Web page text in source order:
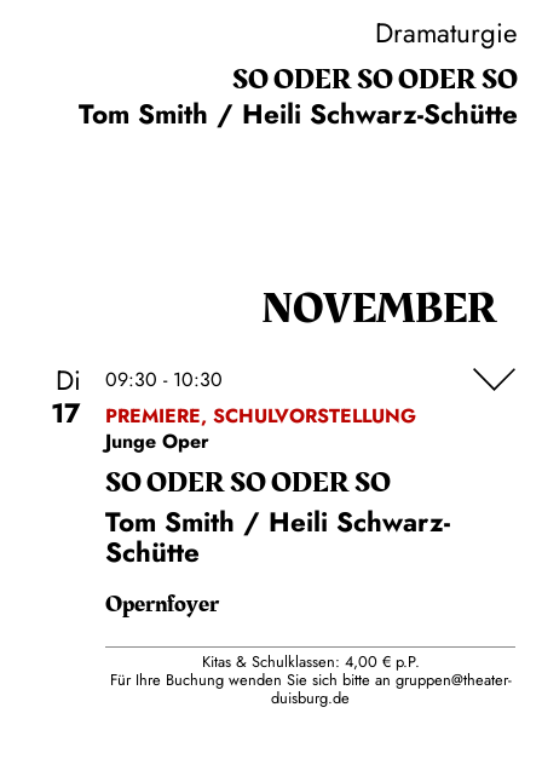
Dramaturgie
SO ODER SO ODER SO
Tom Smith / Heili Schwarz-Schütte
NOVEMBER
Di
17
09:30 - 10:30
PREMIERE, SCHULVORSTELLUNG
Junge Oper
SO ODER SO ODER SO
Tom Smith / Heili Schwarz-
Schütte
Opernfoyer
Kitas & Schulklassen: 4,00 € p.P.
Für Ihre Buchung wenden Sie sich bitte an gruppen@theater-
duisburg.de